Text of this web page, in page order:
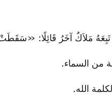
مَلاَكٌ آخَرُ قَائِلًا: «سَقَطَتْ!
من السماء.
الله.